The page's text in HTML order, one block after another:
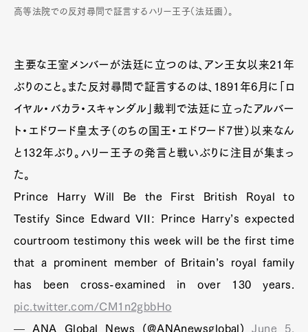
高等法院での反対尋問で証言するハリー王子（法廷画）。
主要な王室メンバーが法廷に立つのは、アン王女以来21年
ぶりのこと。また反対尋問で証言するのは、1891年6月に「ロ
イヤル・バカラ・スキャンダル」裁判で法廷に立ったアルバー
ト・エドワード皇太子（のちの国王・エドワード7世）以来なん
と132年ぶり。ハリー王子の発言と戦いぶりに注目が集まっ
た。
Prince Harry Will Be the First British Royal to
Testify Since Edward VII: Prince Harry’s expected
courtroom testimony this week will be the first time
that a prominent member of Britain’s royal family
has been cross-examined in over 130 years.
pic.twitter.com/CM1n2gbbHo
— ANA Global News (@ANAnewsglobal)June 5,